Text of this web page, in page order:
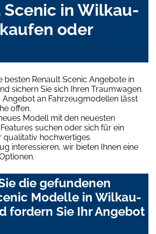
Scenic in Wilkau-
oder
besten Renault Scenic Angebote in
sichern Sie sich Ihren Traumwagen.
Angebot an Fahrzeugmodellen lässt
offen.
Modell mit den neuesten
suchen oder sich für ein
qualitativ hochwertiges
interessieren, wir bieten Ihnen eine
die gefundenen
Modelle in Wilkau-
fordern Sie Ihr Angebot